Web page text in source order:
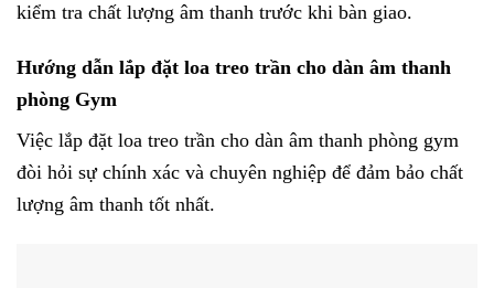
kiểm tra chất lượng âm thanh trước khi bàn giao.
Hướng dẫn lắp đặt loa treo trần cho dàn âm thanh
phòng Gym
Việc lắp đặt loa treo trần cho dàn âm thanh phòng gym
đòi hỏi sự chính xác và chuyên nghiệp để đảm bảo chất
lượng âm thanh tốt nhất.